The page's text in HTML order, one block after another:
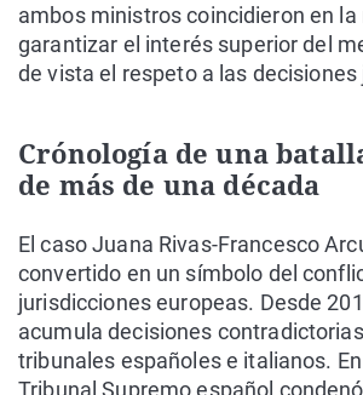
ambos ministros coincidieron en la
garantizar el interés superior del
de vista el respeto a las
Crónología de una
de más de una década
El caso Juana Rivas-Francesco
convertido en un símbolo del
jurisdicciones europeas. Desde
acumula decisiones
tribunales españoles e italianos. En
Tribunal Supremo español